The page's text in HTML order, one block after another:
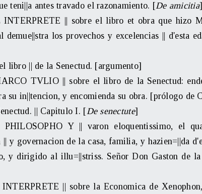
teni||a antes travado el razonamiento. [De amicitia]
|| sobre el libro et obra que hizo
demue||stra los provechos y excelencias || d'esta
libro || de la Senectud. [argumento]
TVLIO || sobre el libro de la Senectud:
su in||tencion, y encomienda su obra. [prólogo de
|| Capitulo I. [De senectute]
Y || varon eloquentissimo, el
y governacion de la casa, familia, y hazien=||da
y dirigido al illu=||striss. Señor Don Gaston de la
|| sobre la Economica de